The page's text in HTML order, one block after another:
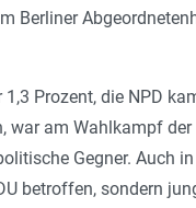
Berliner
Prozent, die NPD
war am Wahlkampf
Gegner. Auch
betroffen, sondern